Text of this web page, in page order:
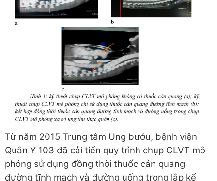
Từ năm 2015 Trung tâm Ung bướu, bệnh viện
Quân Y 103 đã cải tiến quy trình chụp CLVT mô
phỏng sử dụng đồng thời thuốc cản quang
đường tĩnh mạch và đường uống trong lập kế